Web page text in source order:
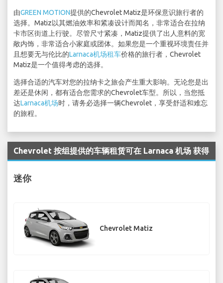
由GREEN MOTION提供的Chevrolet Matiz是环保意识旅行者的
选择。Matiz以其燃油效率和紧凑设计而闻名，非常适合在拉纳
卡市区街道上行驶。尽管尺寸紧凑，Matiz提供了出人意料的宽
敞内饰，非常适合小家庭或团体。如果您是一个重视环境责任并
且想要无与伦比的Larnaca机场租车价格的旅行者，Chevrolet
Matiz是一个值得考虑的选择。
选择合适的汽车对您的拉纳卡之旅会产生重大影响。无论您是出
差还是休闲，都有适合您需求的Chevrolet车型。所以，当您抵
达Larnaca机场时，请务必选择一辆Chevrolet，享受舒适和难忘
的旅程。
Chevrolet 按组提供的车辆租赁可在 Larnaca 机场 获得
迷你
Chevrolet Matiz